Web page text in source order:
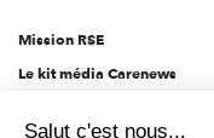
Mission RSE
Le kit média Carenews
Salut c'est nous...